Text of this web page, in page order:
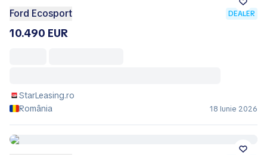
Ford Ecosport DEALER
10.490 EUR
StarLeasing.ro
România
18 Iunie 2026